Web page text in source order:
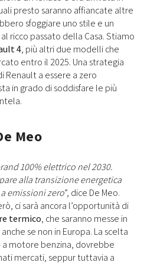
presto saranno affiancate altre
sfoggiare uno stile e un
ricco passato della Casa. Stiamo
4, più altri due modelli che
entro il 2025. Una strategia
a essere a zero
in grado di soddisfare le più
Meo
100% elettrico nel 2030.
alla transizione energetica
emissioni zero”, dice De Meo.
ci sarà ancora l’opportunità di
termico, che saranno messe in
anche se non in Europa. La scelta
motore benzina, dovrebbe
mercati, seppur tuttavia a